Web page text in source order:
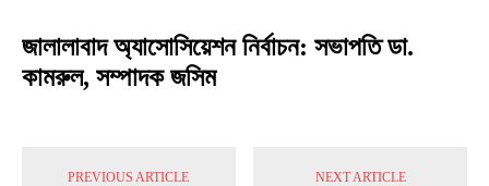
জালালাবাদ অ্যাসোসিয়েশন নির্বাচন: সভাপতি ডা.
কামরুল, সম্পাদক জসিম
PREVIOUS ARTICLE NEXT ARTICLE